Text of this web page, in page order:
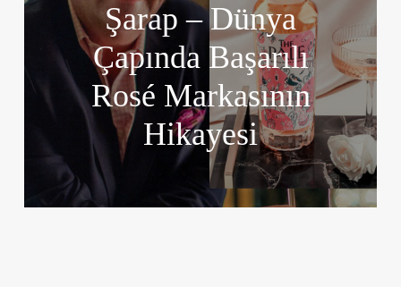
Şarap – Dünya
Çapında Başarılı
Rosé Markasının
Hikayesi